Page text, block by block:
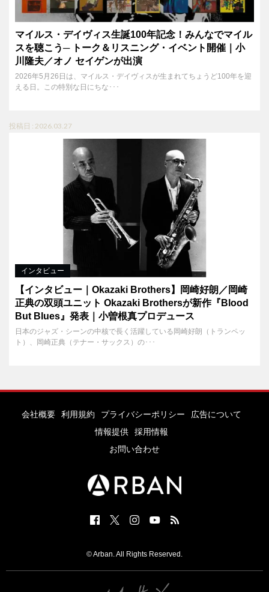
マイルス・デイヴィス生誕100年記念！みんなでマイル
スを聴こう─ トーク＆リスニング・イベント開催｜小
川隆夫／オノ セイゲンが出演
2026年5月26日は、マイルス・デイヴィスが生まれてちょうど100年を迎
える日。この特別な日にちな･･･
投稿日 : 2026.03.27
インタビュー
【インタビュー｜Okazaki Brothers】岡崎好朗／岡崎
正典の双頭ユニット Okazaki Brothersが新作『Blood
But Blues』発表｜小曽根真プロデュース
日本のジャズ・シーンの中核で長く活躍している岡崎好朗（トランペッ
ト）、岡崎正典（テナー・サックス）の･･･
会社概要 利用規約 プライバシーポリシー
広告について
情報提供
採用情報
お問い合わせ
© Arban. All Rights Reserved.